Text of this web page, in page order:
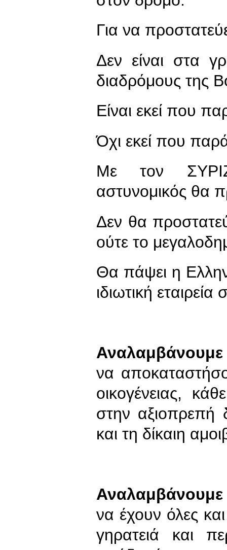
Για να
Δεν είναι στα
διαδρόμους της
Είναι εκεί που
Όχι εκεί που
Με τον
αστυνομικός θα
Δεν θα
ούτε το
Θα πάψει η
ιδιωτική εταιρεία
να
οικογένειας,
στην αξιοπρεπή
και τη δίκαιη
να έχουν όλες
γηρατειά και